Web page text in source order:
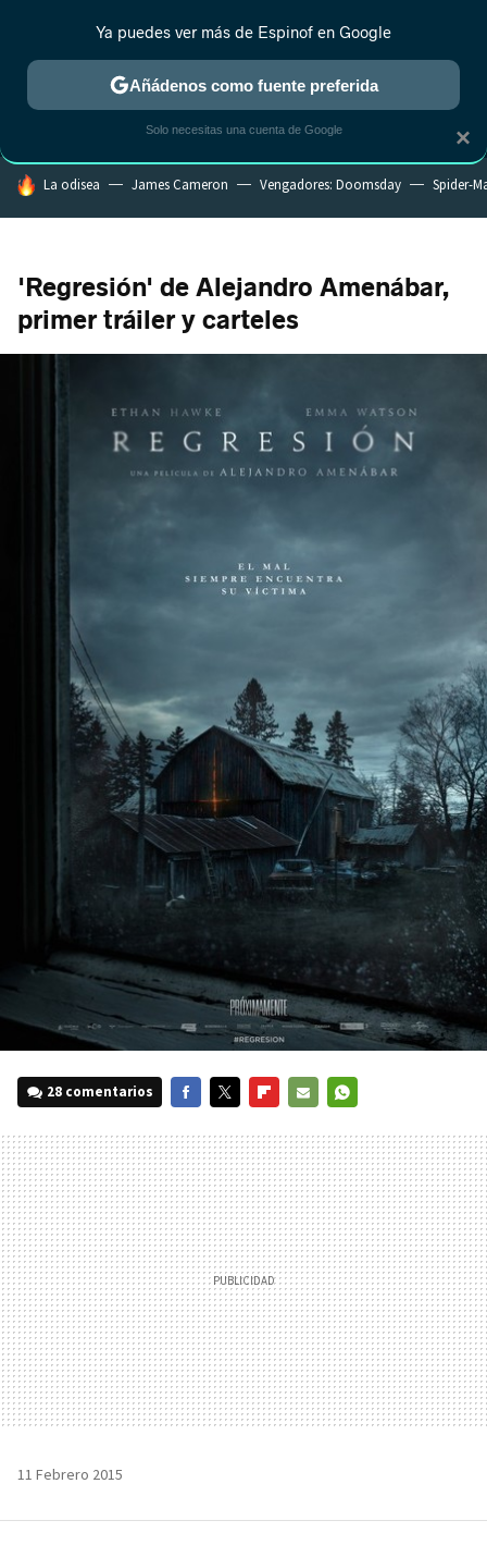
MENÚ NUEVO
ESTRENOS REALITY ANIME RANKINGS CINE
HOY SE HABLA DE
La odisea James Cameron Vengadores: Doomsday Spider-
'Regresión' de Alejandro Amenábar,
primer tráiler y carteles
28 comentarios
MAIL
11 Febrero 2015
×
Ya puedes ver más de Espinof en Google
Añádenos como fuente preferida
Solo necesitas una cuenta de Google